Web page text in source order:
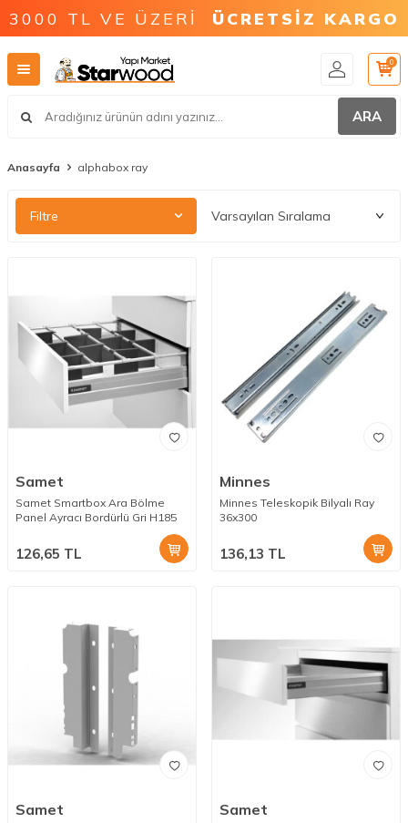
3000 TL VE ÜZERİ ÜCRETSİZ KARGO
ARA
0
Anasayfa alphabox ray
Filtre
Samet
Samet Smartbox Ara Bölme
Panel Ayracı Bordürlü Gri H185
126,65 TL
Minnes
Minnes Teleskopik Bilyalı Ray
36x300
136,13 TL
Samet Samet